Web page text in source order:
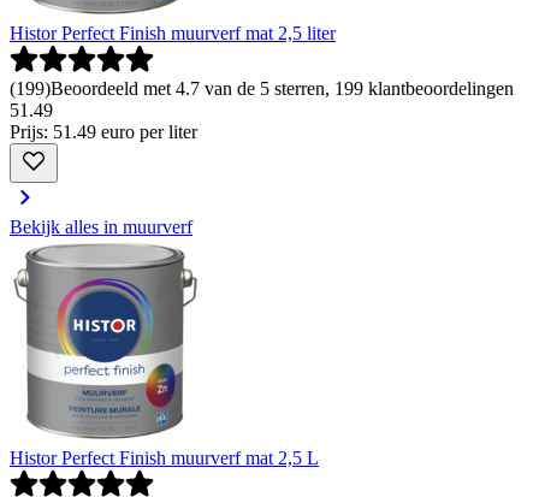
Histor Perfect Finish muurverf mat 2,5 liter
(199)Beoordeeld met 4.7 van de 5 sterren, 199 klantbeoordelingen
51 .49
Prijs: 51.49 euro per liter
Bekijk alles in muurverf
Histor Perfect Finish muurverf mat 2,5 L